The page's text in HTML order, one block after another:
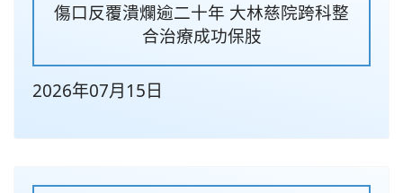
傷口反覆潰爛逾二十年 大林慈院跨科整
合治療成功保肢
2026年07月15日